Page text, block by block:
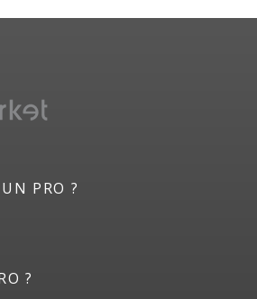
PRO ?
?